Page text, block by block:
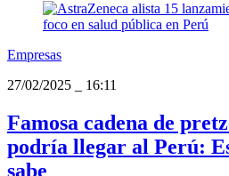
Empresas
27/02/2025
16:11
Famosa cadena de
podría llegar al Perú:
sabe